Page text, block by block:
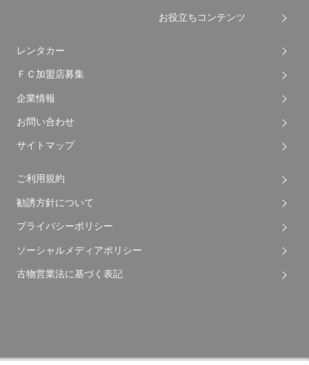
お役立ちコンテンツ
レンタカー
ＦＣ加盟店募集
企業情報
お問い合わせ
サイトマップ
ご利用規約
勧誘方針について
プライバシーポリシー
ソーシャルメディアポリシー
古物営業法に基づく表記